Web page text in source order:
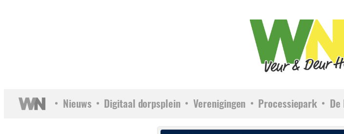
Nieuws Digitaal dorpsplein Verenigingen Processiepark